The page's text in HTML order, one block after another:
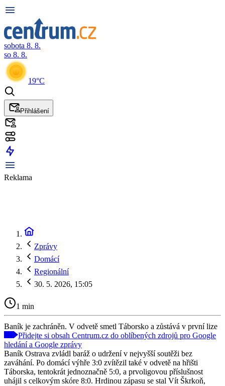
sobota 8. 8.
so 8. 8.
19°C
Přihlášení
Reklama
Zprávy
Domácí
Regionální
30. 5. 2026, 15:05
1 min
Baník je zachráněn. V odvetě smetl Táborsko a zůstává v první lize
Přidejte si obsah Centrum.cz do oblíbených zdrojů pro Google
hledání a Google zprávy
Baník Ostrava zvládl baráž o udržení v nejvyšší soutěži bez
zaváhání. Po domácí výhře 3:0 zvítězil také v odvetě na hřišti
Táborska, tentokrát jednoznačně 5:0, a prvoligovou příslušnost
uhájil s celkovým skóre 8:0. Hrdinou zápasu se stal Vít Škrkoň,